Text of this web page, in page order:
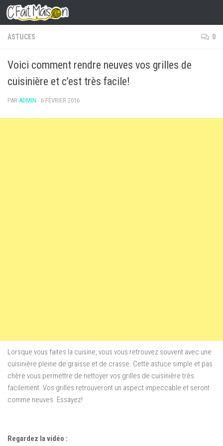
Skip to content
ASTUCES 0
Voici comment rendre neuves vos grilles de
cuisinière et c’est très facile!
PAR ADMIN · 6 FÉVRIER 2016
Lorsque vous faites la cuisine, vous vous retrouvez souvent avec une
cuisinière pleine de graisse et de crasse. Cette astuce simple et pas
chère vous permettre de nettoyer vos grilles de cuisinière très
facilement. Vos grilles retrouveront un aspect impeccable et seront
comme neuves. Essayez!
Regardez la vidéo :